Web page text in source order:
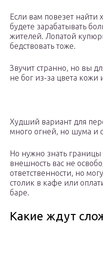
Если вам повезет найти
будете зарабатывать
жителей. Лопатой
бедствовать тоже.
Звучит странно, но вы
не бог из-за цвета кожи
Худший вариант для
много огней, но шума и
Но нужно знать
внешность вас не
ответственности, но
столик в кафе или
баре.
Какие ждут